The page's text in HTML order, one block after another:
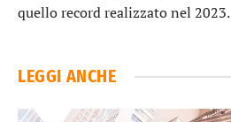
quello record realizzato nel 2023.
LEGGI ANCHE